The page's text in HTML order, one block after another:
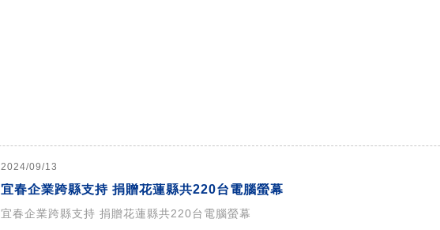
2024/09/13
宜春企業跨縣支持 捐贈花蓮縣共220台電腦螢幕
宜春企業跨縣支持 捐贈花蓮縣共220台電腦螢幕